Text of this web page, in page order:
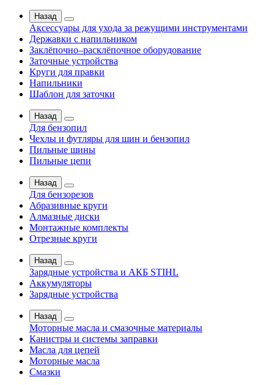
Назад
Аксессуары для ухода за режущими инструментами
Державки с напильником
Заклёпочно–расклёпочное оборудование
Заточные устройства
Круги для правки
Напильники
Шаблон для заточки
Назад
Для бензопил
Чехлы и футляры для шин и бензопил
Пильные шины
Пильные цепи
Назад
Для бензорезов
Абразивные круги
Алмазные диски
Монтажные комплекты
Отрезные круги
Назад
Зарядные устройства и АКБ STIHL
Аккумуляторы
Зарядные устройства
Назад
Моторные масла и смазочные материалы
Канистры и системы заправки
Масла для цепей
Моторные масла
Смазки